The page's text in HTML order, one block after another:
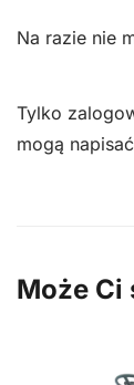
Na razie nie
Tylko
mogą
Może Ci